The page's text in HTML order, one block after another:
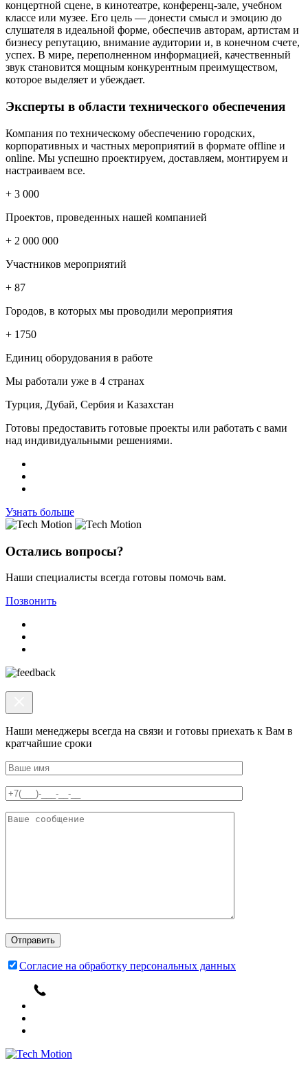
концертной сцене, в кинотеатре, конференц-зале, учебном
классе или музее. Его цель — донести смысл и эмоцию до
слушателя в идеальной форме, обеспечив авторам, артистам и
бизнесу репутацию, внимание аудитории и, в конечном счете,
успех. В мире, переполненном информацией, качественный
звук становится мощным конкурентным преимуществом,
которое выделяет и убеждает.
Эксперты в области технического обеспечения
Компания по техническому обеспечению городских,
корпоративных и частных мероприятий в формате offline и
online. Мы успешно проектируем, доставляем, монтируем и
настраиваем все.
+ 3 000
Проектов, проведенных нашей компанией
+ 2 000 000
Участников мероприятий
+ 87
Городов, в которых мы проводили мероприятия
+ 1750
Единиц оборудования в работе
Мы работали уже в 4 странах
Турция, Дубай, Сербия и Казахстан
Готовы предоставить готовые проекты или работать с вами
над индивидуальными решениями.
Узнать больше
Остались вопросы?
Наши специалисты всегда готовы помочь вам.
Позвонить
Наши менеджеры всегда на связи и готовы приехать к Вам в
кратчайшие сроки
Согласие на обработку персональных данных